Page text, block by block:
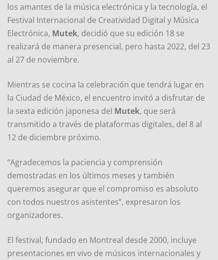
los amantes de la música electrónica y la tecnología, el
Festival Internacional de Creatividad Digital y Música
Electrónica, Mutek, decidió que su edición 18 se
realizará de manera presencial, pero hasta 2022, del 23
al 27 de noviembre.
Mientras se cocina la celebración que tendrá lugar en
la Ciudad de México, el encuentro invitó a disfrutar de
la sexta edición japonesa del Mutek, que será
transmitido a través de plataformas digitales, del 8 al
12 de diciembre próximo.
“Agradecemos la paciencia y comprensión
demostradas en los últimos meses y también
queremos asegurar que el compromiso es absoluto
con todos nuestros asistentes”, expresaron los
organizadores.
El festival, fundado en Montreal desde 2000, incluye
presentaciones en vivo de músicos internacionales y